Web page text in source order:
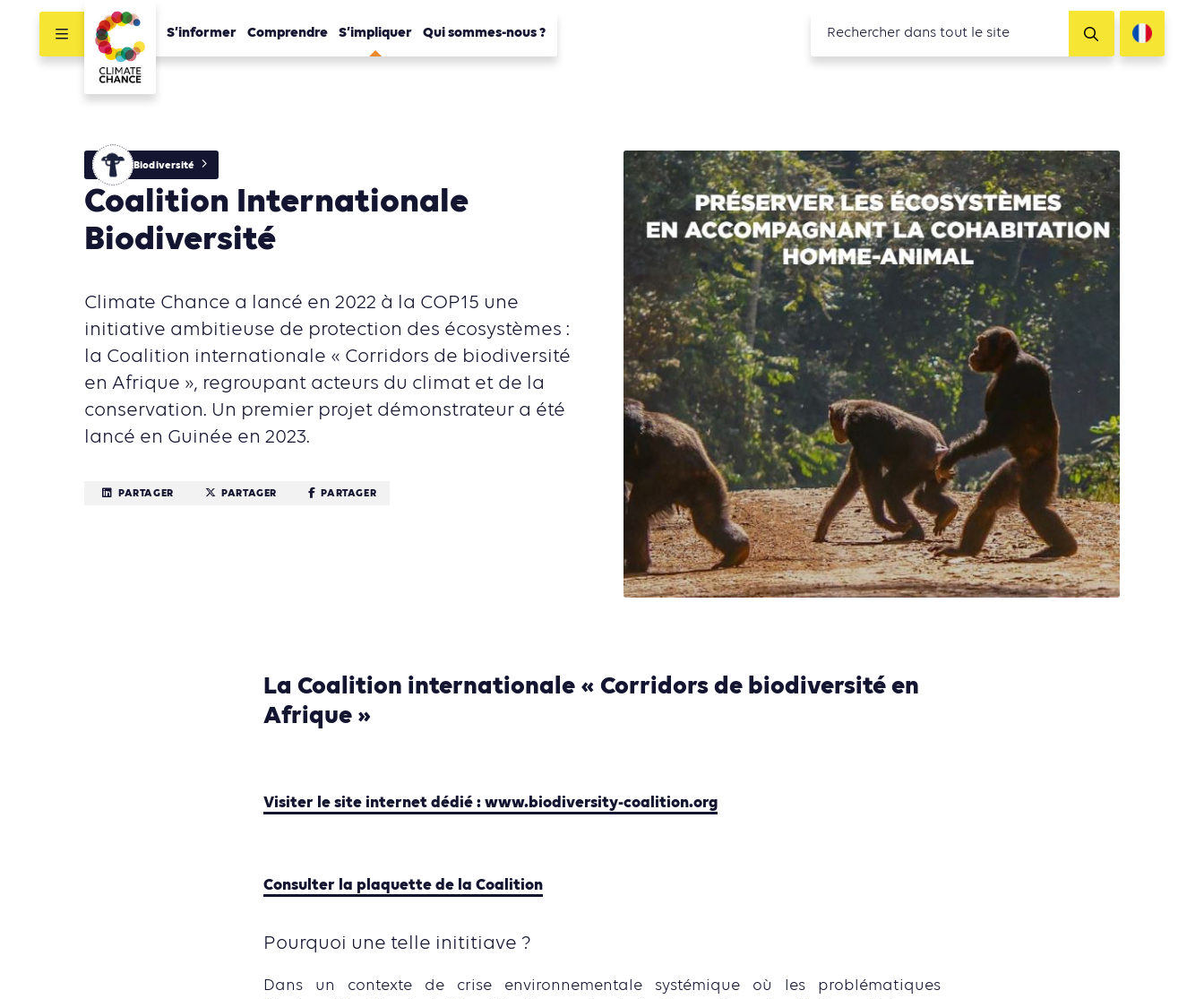
S’informer Comprendre S’impliquer Qui sommes-nous ?
Biodiversité
Coalition Internationale
Biodiversité
Climate Chance a lancé en 2022 à la COP15 une
initiative ambitieuse de protection des écosystèmes :
la Coalition internationale « Corridors de biodiversité
en Afrique », regroupant acteurs du climat et de la
conservation. Un premier projet démonstrateur a été
lancé en Guinée en 2023.
PARTAGER PARTAGER PARTAGER
La Coalition internationale « Corridors de biodiversité en
Afrique »
Visiter le site internet dédié : www.biodiversity-coalition.org
Consulter la plaquette de la Coalition
Pourquoi une telle inititiave ?
Dans un contexte de crise environnementale systémique où les problématiques